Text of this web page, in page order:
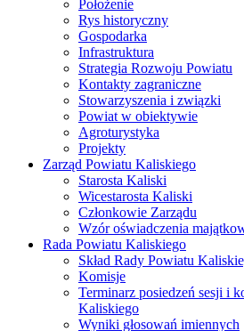
Położenie
Rys historyczny
Gospodarka
Infrastruktura
Strategia Rozwoju Powiatu
Kontakty zagraniczne
Stowarzyszenia i związki
Powiat w obiektywie
Agroturystyka
Projekty
Zarząd Powiatu Kaliskiego
Starosta Kaliski
Wicestarosta Kaliski
Członkowie Zarządu
Wzór oświadczenia
Rada Powiatu Kaliskiego
Skład Rady Powiatu
Komisje
Terminarz posiedzeń sesji i
Kaliskiego
Wyniki głosowań imiennych